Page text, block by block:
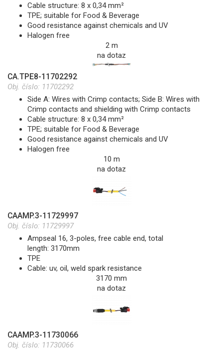
Cable structure: 8 x 0,34 mm²
TPE; suitable for Food & Beverage
Good resistance against chemicals and UV
Halogen free
2 m
na dotaz
CA.TPE8-11702292
Obj. číslo: 11702292
Side A: Wires with Crimp contacts; Side B: Wires with
Crimp contacts and shielding with Crimp contacts
Cable structure: 8 x 0,34 mm²
TPE; suitable for Food & Beverage
Good resistance against chemicals and UV
Halogen free
10 m
na dotaz
CAAMP.3-11729997
Obj. číslo: 11729997
Ampseal 16, 3-poles, free cable end, total
length: 3170mm
TPE
Cable: uv, oil, weld spark resistance
3170 mm
na dotaz
CAAMP.3-11730066
Obj. číslo: 11730066